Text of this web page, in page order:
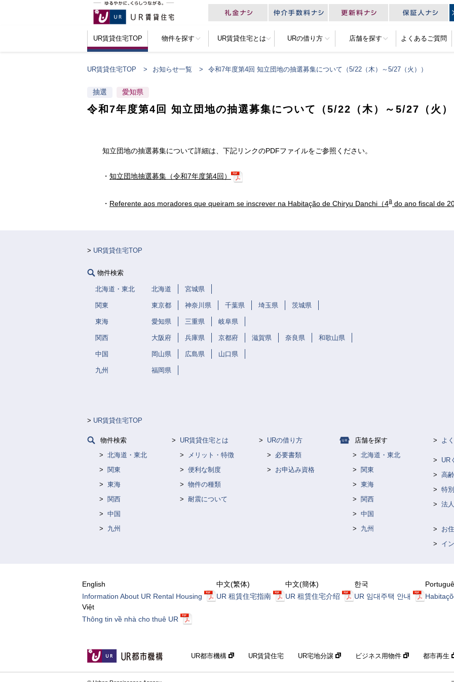
UR賃貸住宅TOP 物件を探す UR賃貸住宅とは URの借り方 店舗を探す よくあるご質問
UR賃貸住宅TOP お知らせ一覧 令和7年度第4回 知立団地の抽選募集について（5/22（木）～5/27（火））
抽選 愛知県
令和7年度第4回 知立団地の抽選募集について（5/22（木）～5/27（火）
知立団地の抽選募集について詳細は、下記リンクのPDFファイルをご参照ください。
・ 知立団地抽選募集（令和7年度第4回）
・ Referente aos moradores que queiram se inscrever na Habitação de Chiryu Danchi（4a do ano fiscal de
UR賃貸住宅TOP
物件検索
北海道・東北 北海道 宮城県
関東 東京都 神奈川県 千葉県 埼玉県 茨城県
東海 愛知県 三重県 岐阜県
関西 大阪府 兵庫県 京都府 滋賀県 奈良県 和歌山県
中国 岡山県 広島県 山口県
九州 福岡県
UR賃貸住宅TOP
物件検索
北海道・東北
関東
東海
関西
中国
九州
UR賃貸住宅とは
メリット・特徴
便利な制度
物件の種類
耐震について
URの借り方
必要書類
お申込み資格
店舗を探す
北海道・東北
関東
東海
関西
中国
九州
よ
UR
高
特
法
お
イ
English
Information About UR Rental Housing
中文(繁体)
UR 租賃住宅指南
中文(簡体)
UR 租赁住宅介绍
한국
UR 임대주택 안내
Việt
Thông tin về nhà cho thuê UR
UR都市機構 UR賃貸住宅 UR宅地分譲 ビジネス用物件 都市再生